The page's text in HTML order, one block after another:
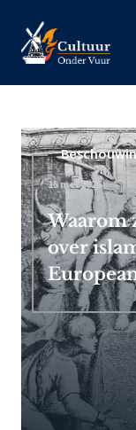
15 mei 2026
Waarom
over